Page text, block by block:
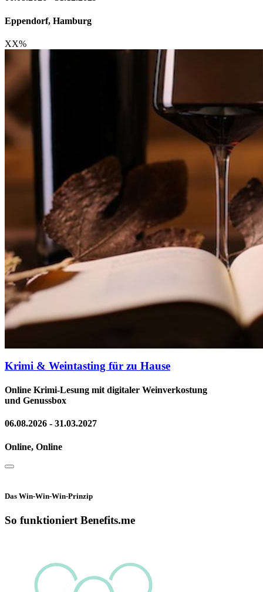
Eppendorf, Hamburg
XX%
Krimi & Weintasting für zu Hause
Online Krimi-Lesung mit digitaler Weinverkostung
und Genussbox
06.08.2026 - 31.03.2027
Online, Online
Das Win-Win-Win-Prinzip
So funktioniert Benefits.me